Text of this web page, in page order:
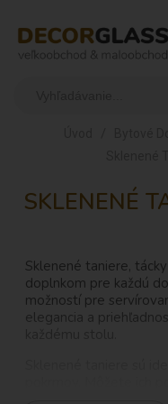
SKLENENÉ
Sklenené taniere,
doplnkom pre každú
možností pre
elegancia a